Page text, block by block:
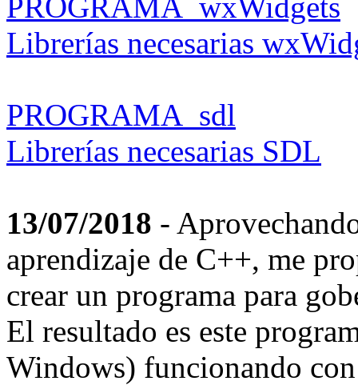
Librerías necesarias
PROGRAMA_sdl
Librerías necesarias SDL
13/07/2018 -
aprendizaje de C++, me
crear un programa para
El resultado es este
Windows) funcionando